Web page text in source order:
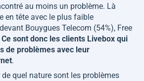
au moins un problème. Là
en tête avec le plus faible
Bouygues Telecom (54%), Free
Ce sont donc les clients Livebox qui
de problèmes avec leur
.
quel nature sont les problèmes